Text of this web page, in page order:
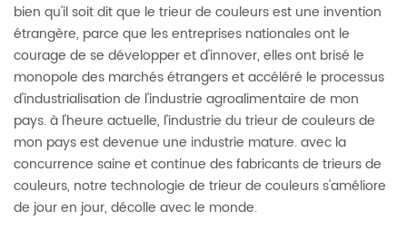
bien qu'il soit dit que le trieur de couleurs est une invention
étrangère, parce que les entreprises nationales ont le
courage de se développer et d'innover, elles ont brisé le
monopole des marchés étrangers et accéléré le processus
d'industrialisation de l'industrie agroalimentaire de mon
pays. à l'heure actuelle, l'industrie du trieur de couleurs de
mon pays est devenue une industrie mature. avec la
concurrence saine et continue des fabricants de trieurs de
couleurs, notre technologie de trieur de couleurs s'améliore
de jour en jour, décolle avec le monde.